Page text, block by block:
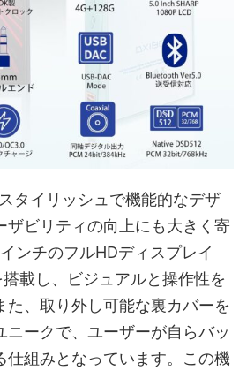
タイリッシュで機能的なデザ
ザビリティの向上にも大きく寄
ンチのフルHDディスプレイ
搭載し、ビジュアルと操作性を
た、取り外し可能な裏カバーを
ニークで、ユーザーが自らバッ
仕組みとなっています。この機